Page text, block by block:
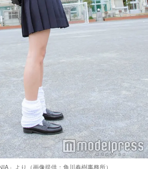
」より（画像提供：角川春樹事務所）